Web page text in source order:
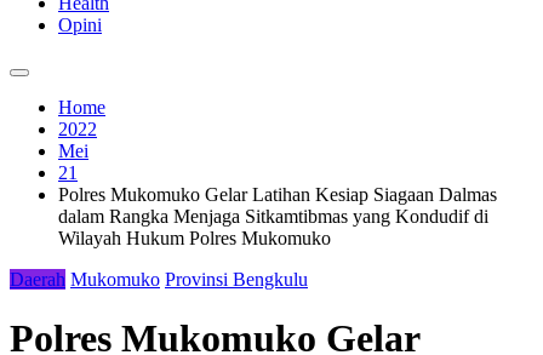
Opini
Home
2022
Mei
21
Polres Mukomuko Gelar Latihan Kesiap Siagaan Dalmas
dalam Rangka Menjaga Sitkamtibmas yang Kondudif di
Wilayah Hukum Polres Mukomuko
Daerah Mukomuko Provinsi Bengkulu
Polres Mukomuko Gelar